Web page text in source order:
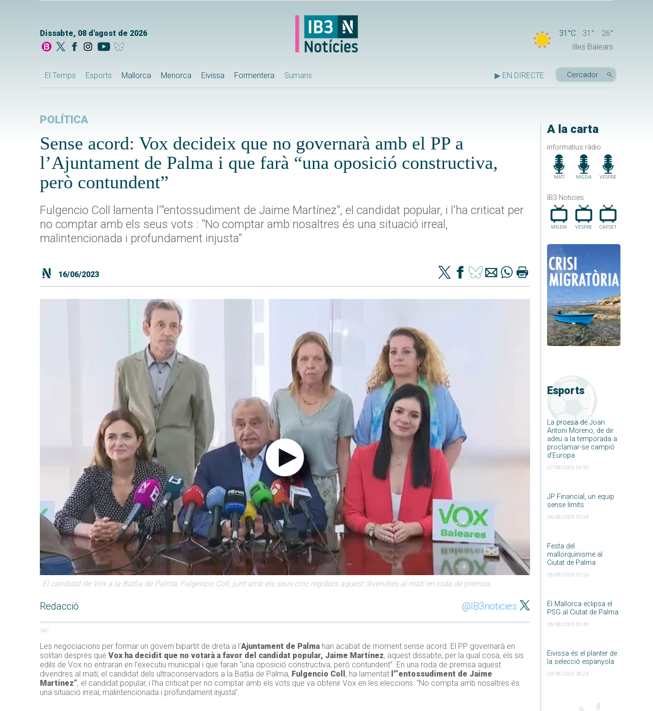
Dissabte, 08 d'agost de 2026 31°C 31°
26°
Illes Balears
El Temps Esports Mallorca Menorca Eivissa Formentera Sumaris ▶ EN DIRECTE
A la carta
informatius ràdio
MATÍ MIGDIA VESPRE
IB3 Noticies
MIGDIA VESPRE CAP.SET
Esports
La proesa de Joan
Antoni Moreno, de dir
adeu a la temporada a
proclamar-se campió
d’Europa
07/08/2026 04:50
JP Financial, un equip
sense límits
06/08/2026 05:54
Festa del
mallorquinisme al
Ciutat de Palma
06/08/2026 05:50
El Mallorca eclipsa el
PSG al Ciutat de Palma
06/08/2026 05:36
Eivissa és el planter de
la selecció espanyola
04/08/2026 08:24
POLÍTICA
Sense acord: Vox decideix que no governarà amb el PP a
l’Ajuntament de Palma i que farà “una oposició constructiva,
però contundent”
Fulgencio Coll lamenta l'"entossudiment de Jaime Martínez", el candidat popular, i l'ha criticat per
no comptar amb els seus vots : "No comptar amb nosaltres és una situació irreal,
malintencionada i profundament injusta"
16/06/2023
El candidat de Vox a la Batlia de Palma, Fulgencio Coll, junt amb els seus cinc regidors aquest divendres al matí en roda de premsa.
Redacció @IB3noticies
347
Les negociacions per formar un govern bipartit de dreta a l’Ajuntament de Palma han acabat de moment sense acord. El PP governarà en
solitari després que Vox ha decidit que no votarà a favor del candidat popular, Jaime Martínez, aquest dissabte, per la qual cosa, els sis
edils de Vox no entraran en l’executiu municipal i que faran “una oposició constructiva, però contundent”. En una roda de premsa aquest
divendres al matí, el candidat dels ultraconservadors a la Batlia de Palma, Fulgencio Coll , ha lamentat l'”entossudiment de Jaime
Martínez”, el candidat popular, i l’ha criticat per no comptar amb els vots que va obtenir Vox en les eleccions: “No compta amb nosaltres és
una situació irreal, malintencionada i profundament injusta”.